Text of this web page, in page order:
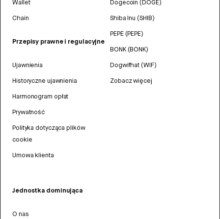
Wallet
Chain
Przepisy prawne i regulacyjne
Ujawnienia
Historyczne ujawnienia
Harmonogram opłat
Prywatność
Polityka dotycząca plików
cookie
Umowa klienta
Dogecoin (DOGE)
Shiba Inu (SHIB)
PEPE (PEPE)
BONK (BONK)
Dogwifhat (WIF)
Zobacz więcej
Jednostka dominująca
O nas